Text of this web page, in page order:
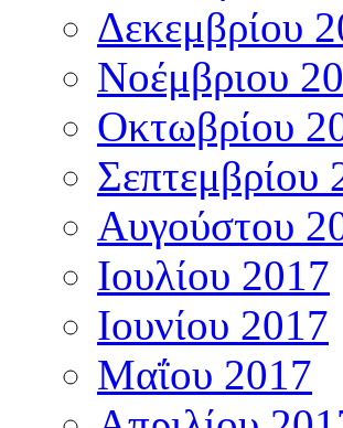
Δεκεμβρίου
Νοέμβριου
Οκτωβρίου
Σεπτεμβρίου
Αυγούστου
Ιουλίου 2017
Ιουνίου 2017
Μαΐου 2017